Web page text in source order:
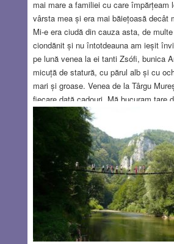
mai mare a familiei cu care împărțeam
vârsta mea și era mai băiețoasă decât
Mi-e era ciudă din cauza asta, de
ciondănit și nu întotdeauna am ieșit
pe lună venea la ei tanti Zsófi, bunica
micuță de statură, cu părul alb și cu
mari și groase. Venea de la Târgu
fiecare dată cadouri. Mă bucuram tare
Stătea de obicei două-trei zile și în
povești. Avea o voce plăcută, caldă.
din cărțile de povești se reflectau în
din lentilele ochelarilor ei. Mi-era foarte
vreme am fost convins că era și
MAR 22, 2018